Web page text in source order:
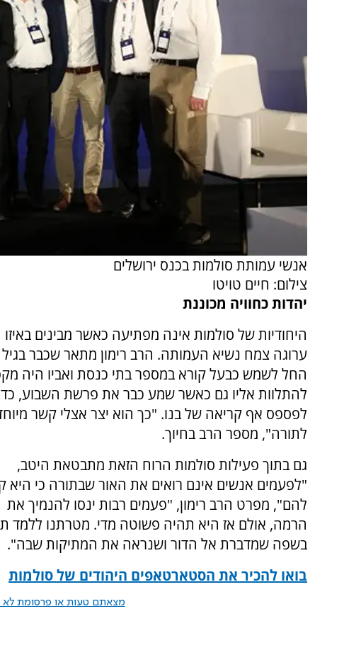
אנשי עמותת סולמות בכנס ירושלים
צילום: חיים טויטו
יהדות כחוויה מכוננת
היחודיות של סולמות אינה מפתיעה כאשר מבינים באיזו
החל לשמש כבעל קורא במספר בתי כנסת ואביו היה
להתלוות אליו גם כאשר שמע כבר את פרשת השבוע,
לפספס אף קריאה של בנו. "כך הוא יצר אצלי קשר
לתורה", מספר הרב בחיוך.
גם בתוך פעילות סולמות הרוח הזאת מתבטאת היטב,
"לפעמים אנשים אינם רואים את האור שבתורה כי היא
להם", מפרט הרב רימון, "פעמים רבות ינסו להנמיך את
הרמה, אולם אז היא תהיה פשוטה מדי. מטרתנו ללמד
בשפה שמדברת אל הדור ושנראה את המתיקות שבה".
בואו להכיר את הסטארטאפים היהודים של סולמות
מצאתם טעות או פרסומת לא